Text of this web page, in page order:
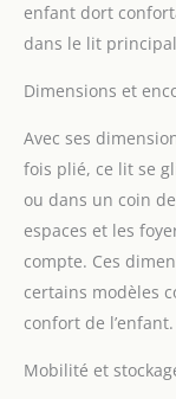
enfant dort
dans le lit
Dimensions et
Avec ses
fois plié, ce lit se
ou dans un coin
espaces et les
compte. Ces
certains modèles
confort de l’enfant.
Mobilité et